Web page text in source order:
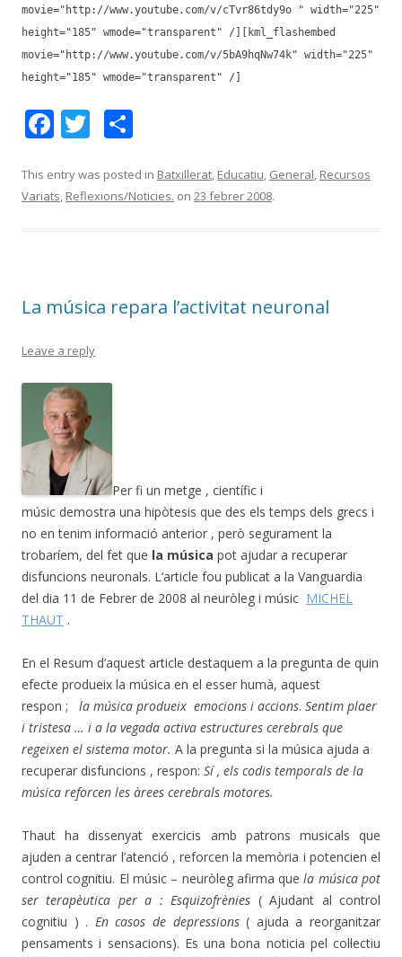
movie="http://www.youtube.com/v/cTvr86tdy9o " width="225"
height="185" wmode="transparent" /]
[kml_flashembed
movie="http://www.youtube.com/v/5bA9hqNw74k" width="225"
height="185" wmode="transparent" /]
F
e
b
k
T
itt
er
m
p
ix
This entry was posted in Batxillerat, Educatiu, General, Recursos
Variats, Reflexions/Noticies. on 23 febrer 2008.
La música repara l’activitat neuronal
Leave a reply
Per fi un metge , científic i
músic demostra una hipòtesis que des els temps dels grecs i
no en tenim informació anterior , però segurament la
trobaríem, del fet que la música pot ajudar a recuperar
disfuncions neuronals. L’article fou publicat a la Vanguardia
del dia 11 de Febrer de 2008 al neuròleg i músic MICHEL
THAUT .
En el Resum d’aquest article destaquem a la pregunta de quin
efecte produeix la música en el esser humà, aquest
respon ; la música produeix emocions i accions. Sentim plaer
i tristesa … i a la vegada activa estructures cerebrals que
regeixen el sistema motor. A la pregunta si la música ajuda a
recuperar disfuncions , respon: Sí , els codis temporals de la
música reforcen les àrees cerebrals motores.
Thaut ha dissenyat exercicis amb patrons musicals que
ajuden a centrar l’atenció , reforcen la memòria i potencien el
control cognitiu. El músic – neuròleg afirma quela música pot
ser terapèutica per a : Esquizofrènies ( Ajudant al control
cognitiu ) . En casos de depressions( ajuda a reorganitzar
pensaments i sensacions). Es una bona noticia pel col·lectiu